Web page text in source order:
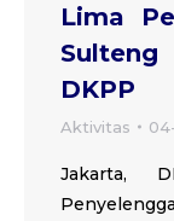
Lima
DKPP
Aktivitas
Jakarta,